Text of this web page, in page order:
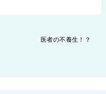
医者の不養生！？